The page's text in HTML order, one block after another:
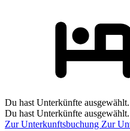
Du hast Unterkünfte ausgewählt.
Du hast Unterkünfte ausgewählt.
Zur Unterkunftsbuchung Zur